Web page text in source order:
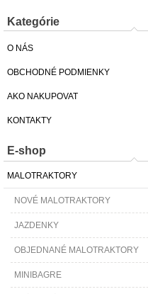
Kategórie
O NÁS
OBCHODNÉ PODMIENKY
AKO NAKUPOVAT
KONTAKTY
E-shop
MALOTRAKTORY
NOVÉ MALOTRAKTORY
JAZDENKY
OBJEDNANÉ MALOTRAKTORY
MINIBAGRE